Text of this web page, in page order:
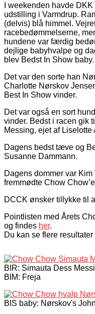
I weekenden havde
udstilling i Varmdrup.
(delvis) blå himmel.
racebedømmelserne,
hundene var færdig
dejlige babyhvalpe og
blev Bedst In Show
Det var den sorte han
Charlotte Nørskov
Best In Show vinder.
Det var også en sort
vinder. Bedst i racen gik
Messing, ejet af Liselotte
Dagens bedst tæve og
Susanne Dammann.
Dagens dommer var
fremmødte Chow
DCCK ønsker tillykke til
Pointlisten med Årets
og findes her.
Du kan se flere
BIR: Simauta Dess
BIM: Freja
BIS baby: Nørskov's